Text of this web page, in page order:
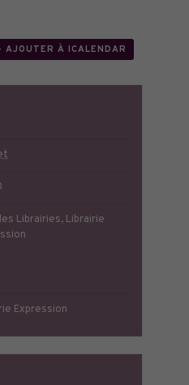
AJOUTER À ICALENDAR
Librairies, Librairie
Expression